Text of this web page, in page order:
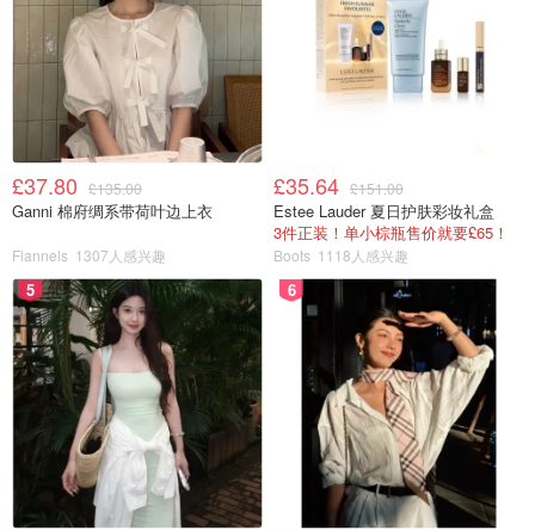
想着母鸡孵蛋出小鸡那鹌鹑应该也是自己孵出小鹌鹑吧！但
现实并非如此，两只鹌鹑谁也没有想要孵蛋的意思！上网查
了一下：原来这种鹌鹑源自日本，是专门产蛋和肉食的，所
以早就丧失了这种孵蛋的能力！
那你们不孵，就让孵蛋器来吧😄
£37.80 £135.00
Ganni 棉府绸系带荷叶边上衣
Flannels 1307人感兴趣
£35.64 £151.00
Estee Lauder 夏日护肤彩妆礼盒
3件正装！单小棕瓶售价就要£65！
Boots 1118人感兴趣
5 6